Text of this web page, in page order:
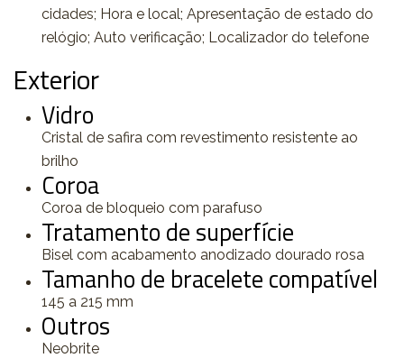
cidades; Hora e local; Apresentação de estado do
relógio; Auto verificação; Localizador do telefone
Exterior
Vidro
Cristal de safira com revestimento resistente ao
brilho
Coroa
Coroa de bloqueio com parafuso
Tratamento de superfície
Bisel com acabamento anodizado dourado rosa
Tamanho de bracelete compatível
145 a 215 mm
Outros
Neobrite